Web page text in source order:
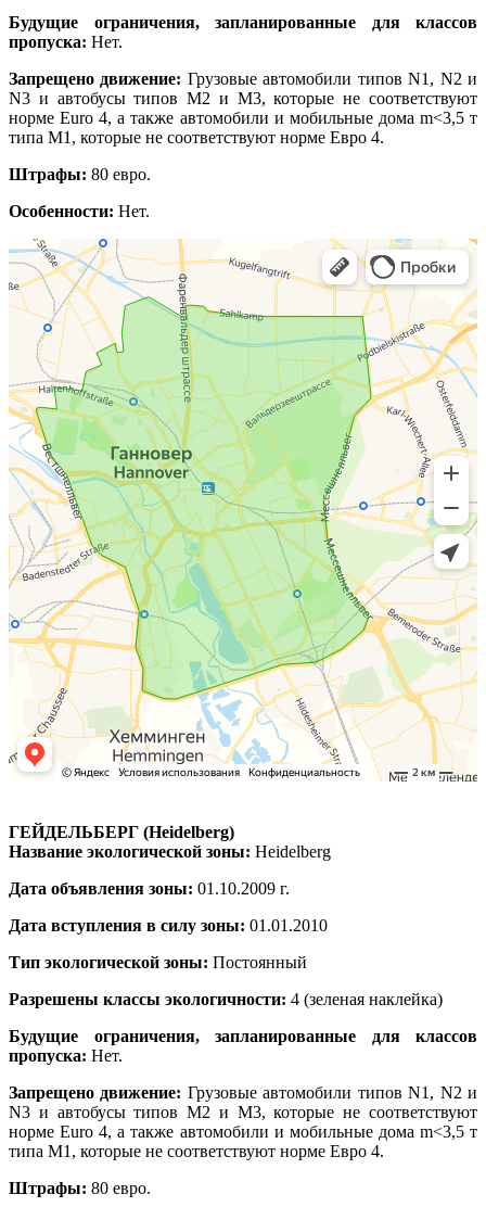
Будущие ограничения, запланированные для классов
пропуска: Нет.
Запрещено движение: Грузовые автомобили типов N1, N2 и
N3 и автобусы типов M2 и M3, которые не соответствуют
норме Euro 4, а также автомобили и мобильные дома m<3,5 т
типа M1, которые не соответствуют норме Евро 4.
Штрафы: 80 евро.
Особенности: Нет.
ГЕЙДЕЛЬБЕРГ (Heidelberg)
Название экологической зоны: Heidelberg
Дата объявления зоны: 01.10.2009 г.
Дата вступления в силу зоны: 01.01.2010
Тип экологической зоны: Постоянный
Разрешены классы экологичности: 4 (зеленая наклейка)
Будущие ограничения, запланированные для классов
пропуска: Нет.
Запрещено движение: Грузовые автомобили типов N1, N2 и
N3 и автобусы типов M2 и M3, которые не соответствуют
норме Euro 4, а также автомобили и мобильные дома m<3,5 т
типа M1, которые не соответствуют норме Евро 4.
Штрафы: 80 евро.